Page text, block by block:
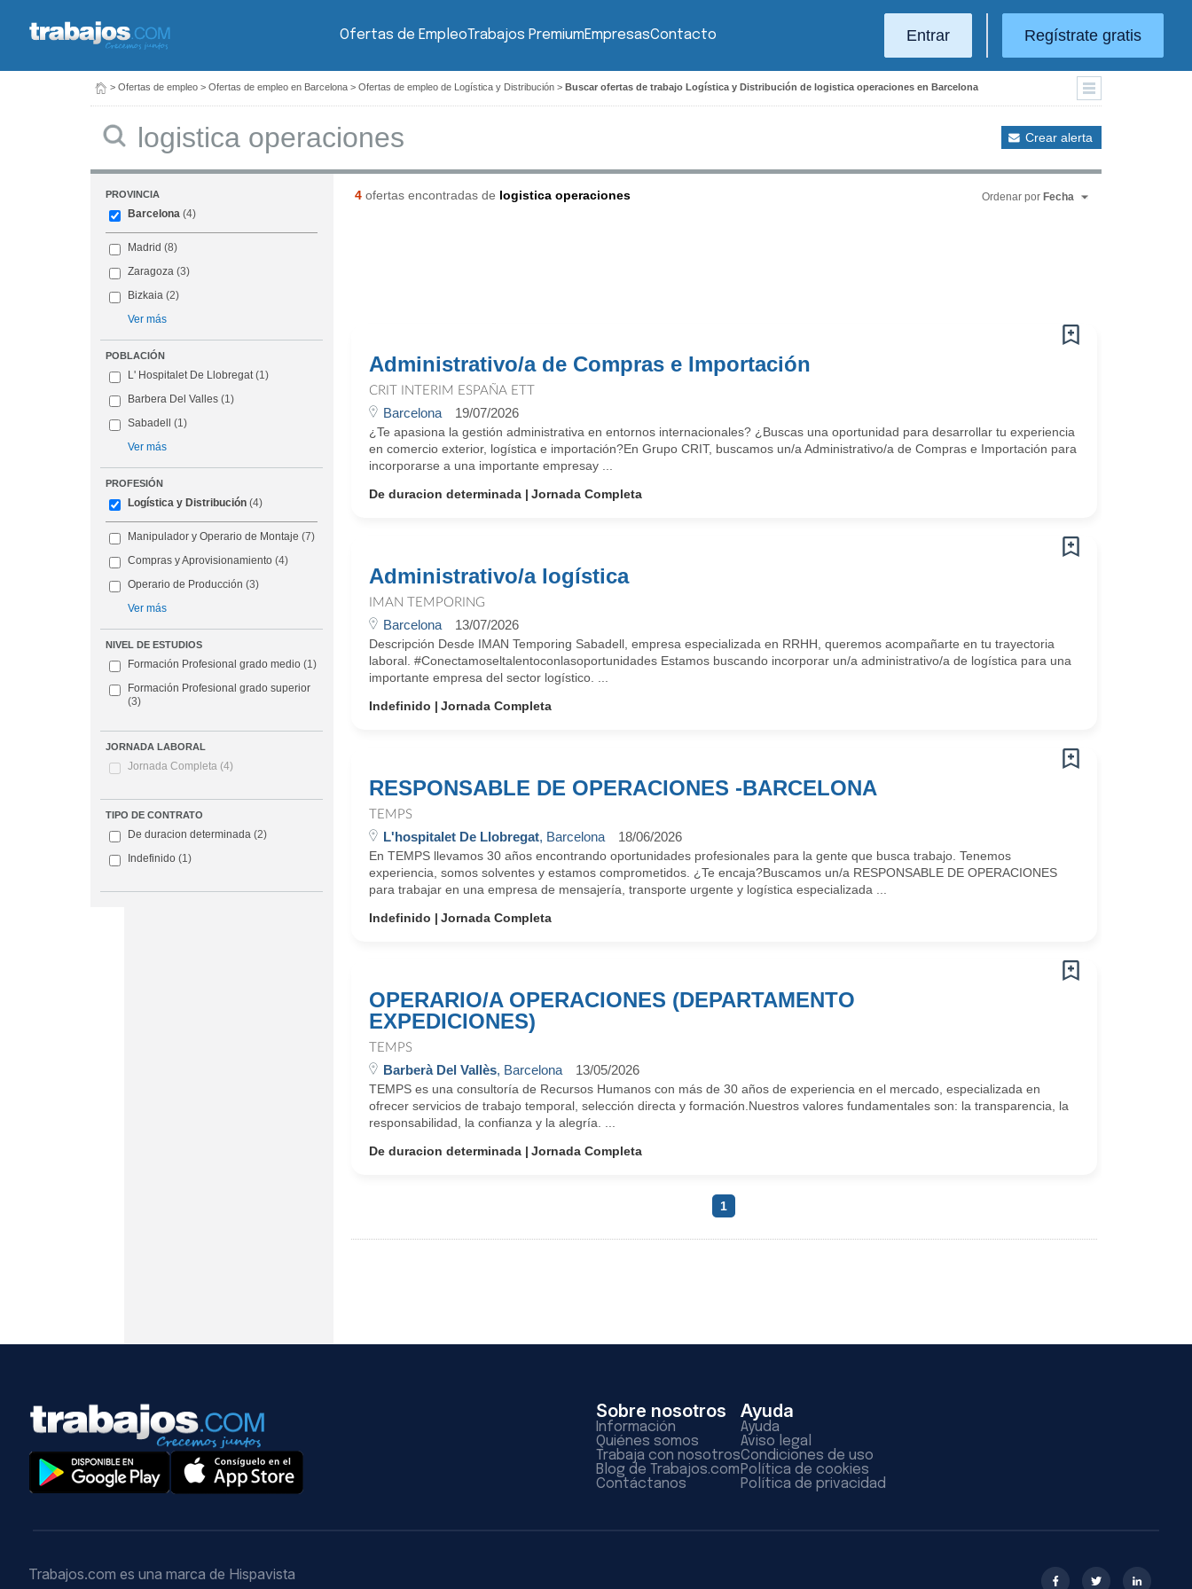
Ofertas de EmpleoTrabajos PremiumEmpresasContacto Entrar Regístrate gratis
> Ofertas de empleo > Ofertas de empleo en Barcelona > Ofertas de empleo de Logística y Distribución > Buscar ofertas de trabajo Logística y Distribución de logistica operaciones en Barcelona
Crear alerta
PROVINCIA
Barcelona (4)
Madrid (8)
Zaragoza (3)
Bizkaia (2)
Ver más
POBLACIÓN
L' Hospitalet De Llobregat(1)
Barbera Del Valles (1)
Sabadell
(1)
Ver más
PROFESIÓN
Logística y Distribución (4)
Manipulador y Operario de Montaje (7)
Compras y Aprovisionamiento (4)
Operario de Producción (3)
Ver más
NIVEL DE ESTUDIOS
Formación Profesional grado medio (1)
Formación Profesional grado superior
(3)
JORNADA LABORAL
Jornada Completa (4)
TIPO DE CONTRATO
De duracion determinada (2)
Indefinido (1)
4ofertas encontradas de logistica operaciones Ordenar por Fecha
Administrativo/a de Compras e Importación
CRIT INTERIM ESPAÑA ETT
Barcelona 19/07/2026
¿Te apasiona la gestión administrativa en entornos internacionales? ¿Buscas una oportunidad para desarrollar tu experiencia
en comercio exterior, logística e importación?En Grupo CRIT, buscamos un/a Administrativo/a de Compras e Importación para
incorporarse a una importante empresay ...
De duracion determinada
Jornada Completa
Administrativo/a logística
IMAN TEMPORING
Barcelona 13/07/2026
Descripción Desde IMAN Temporing Sabadell, empresa especializada en RRHH, queremos acompañarte en tu trayectoria
laboral. #Conectamoseltalentoconlasoportunidades Estamos buscando incorporar un/a administrativo/a de logística para una
importante empresa del sector logístico. ...
Indefinido
Jornada Completa
RESPONSABLE DE OPERACIONES -BARCELONA
TEMPS
L'hospitalet De Llobregat, Barcelona 18/06/2026
En TEMPS llevamos 30 años encontrando oportunidades profesionales para la gente que busca trabajo. Tenemos
experiencia, somos solventes y estamos comprometidos. ¿Te encaja?Buscamos un/a RESPONSABLE DE OPERACIONES
para trabajar en una empresa de mensajería, transporte urgente y logística especializada ...
Indefinido
Jornada Completa
OPERARIO/A OPERACIONES (DEPARTAMENTO
EXPEDICIONES)
TEMPS
Barberà Del Vallès, Barcelona 13/05/2026
TEMPS es una consultoría de Recursos Humanos con más de 30 años de experiencia en el mercado, especializada en
ofrecer servicios de trabajo temporal, selección directa y formación.Nuestros valores fundamentales son: la transparencia, la
responsabilidad, la confianza y la alegría. ...
De duracion determinada
Jornada Completa
1
Sobre nosotros
Información
Quiénes somos
Trabaja con nosotros
Blog de Trabajos.com
Contáctanos
Ayuda
Ayuda
Aviso legal
Condiciones de uso
Política de cookies
Política de privacidad
Trabajos.com es una marca de Hispavista